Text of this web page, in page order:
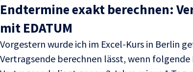
Endtermine exakt berechnen:
mit EDATUM
Vorgestern wurde ich im Excel-Kurs in Berlin
Vertragsende berechnen lässt, wenn folgende